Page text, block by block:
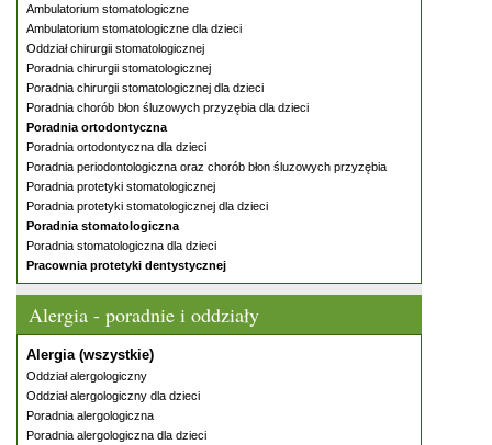
Ambulatorium stomatologiczne
Ambulatorium stomatologiczne dla dzieci
Oddział chirurgii stomatologicznej
Poradnia chirurgii stomatologicznej
Poradnia chirurgii stomatologicznej dla dzieci
Poradnia chorób błon śluzowych przyzębia dla dzieci
Poradnia ortodontyczna
Poradnia ortodontyczna dla dzieci
Poradnia periodontologiczna oraz chorób błon śluzowych przyzębia
Poradnia protetyki stomatologicznej
Poradnia protetyki stomatologicznej dla dzieci
Poradnia stomatologiczna
Poradnia stomatologiczna dla dzieci
Pracownia protetyki dentystycznej
Alergia - poradnie i oddziały
Alergia (wszystkie)
Oddział alergologiczny
Oddział alergologiczny dla dzieci
Poradnia alergologiczna
Poradnia alergologiczna dla dzieci